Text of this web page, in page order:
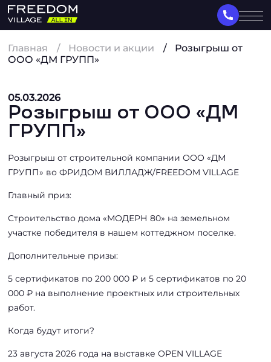
Главная Новости и акции
Розыгрыш от
ООО «ДМ ГРУПП»
05.03.2026
Розыгрыш от ООО «ДМ
ГРУПП»
Розыгрыш от строительной компании ООО «ДМ
ГРУПП» во ФРИДОМ ВИЛЛАДЖ/FREEDOM VILLAGE
Главный приз:
Строительство дома «МОДЕРН 80» на земельном
участке победителя в нашем коттеджном поселке.
Дополнительные призы:
5 сертификатов по 200 000 ₽ и 5 сертификатов по 20
000 ₽ на выполнение проектных или строительных
работ.
Когда будут итоги?
23 августа 2026 года на выставке OPEN VILLAGE